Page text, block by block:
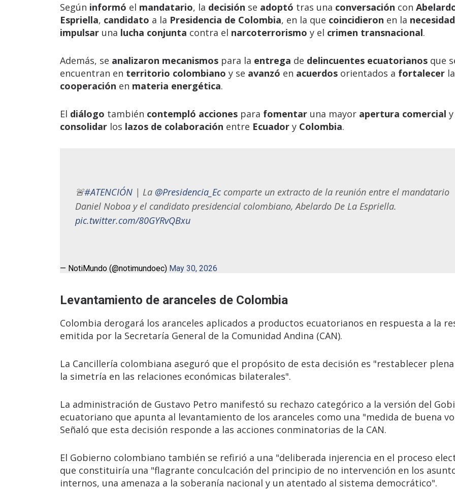
Según informó el mandatario, la decisión se adoptó tras una conversación con
Espriella, candidato a la Presidencia de Colombia, en la que coincidieron en la necesidad
impulsar una lucha conjunta contra el narcoterrorismo y el crimen transnacional.
Además, se analizaron mecanismos para la entrega de delincuentes ecuatorianos que
encuentran en territorio colombiano y se avanzó en acuerdos orientados a fortalecer la
cooperación en materia energética.
El diálogo también contempló acciones para fomentar una mayor apertura comercial y
consolidar los lazos de colaboración entre Ecuador y Colombia.
🚨#ATENCIÓN | La @Presidencia_Ec comparte un extracto de la reunión entre el mandatario
Daniel Noboa y el candidato presidencial colombiano, Abelardo De La Espriella.
pic.twitter.com/80GYRvQBxu
— NotiMundo (@notimundoec) May 30, 2026
Levantamiento de aranceles de Colombia
Colombia derogará los aranceles aplicados a productos ecuatorianos en respuesta a la
emitida por la Secretaría General de la Comunidad Andina (CAN).
La Cancillería colombiana aseguró que el propósito de esta decisión es "restablecer
la simetría en las relaciones económicas bilaterales".
La administración de Gustavo Petro manifestó su rechazo categórico a la versión del
ecuatoriano que apunta al levantamiento de los aranceles como una "medida de buena
Señaló que esta decisión responde a las acciones conminatorias de la CAN.
El Gobierno colombiano también se refirió a una "deliberada injerencia en el proceso
que constituiría una "flagrante conculcación del principio de no intervención en los
internos, una amenaza a la soberanía nacional y un atentado al sistema democrático".